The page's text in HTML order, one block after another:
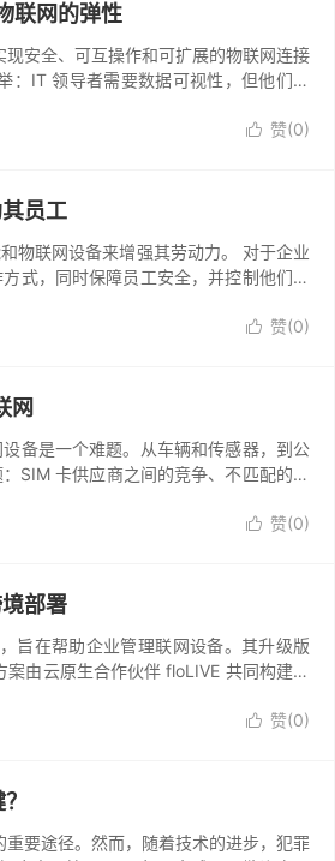
联网的弹性
安全、可互操作和可扩展的物联网连接
：IT 领导者需要数据可视性，但他们常
 赞(0)
员工
物联网设备来增强其劳动力。 对于企业
式，同时保障员工安全，并控制他们的
 赞(0)
网
备是一个难题。从车辆和传感器，到公
SIM 卡供应商之间的竞争、不匹配的硬
 赞(0)
部署
旨在帮助企业管理联网设备。其升级版
由云原生合作伙伴 floLIVE 共同构建，
 赞(0)
要途径。然而，随着技术的进步，犯罪